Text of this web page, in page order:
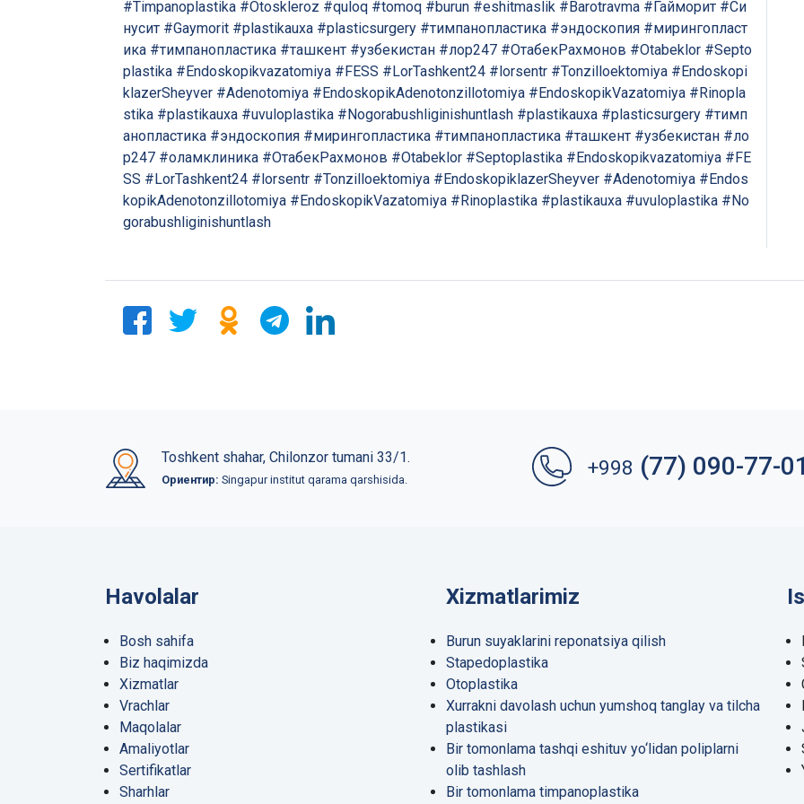
#Timpanoplastika #Otoskleroz #quloq #tomoq #burun #eshitmaslik #Barotravma #Гайморит #Си
нусит #Gaymorit #plastikauxa #plasticsurgery #тимпанопластика #эндоскопия #мирингопласт
ика #тимпанопластика #ташкент #узбекистан #лор247 #ОтабекРахмонов #Otabeklor #Septo
plastika #Endoskopikvazatomiya #FESS #LorTashkent24 #lorsentr #Tonzilloektomiya #Endoskopi
klazerSheyver #Adenotomiya #EndoskopikAdenotonzillotomiya #EndoskopikVazatomiya #Rinopla
stika #plastikauxa #uvuloplastika #Nogorabushliginishuntlash #plastikauxa #plasticsurgery #тимп
анопластика #эндоскопия #мирингопластика #тимпанопластика #ташкент #узбекистан #ло
р247 #оламклиника #ОтабекРахмонов #Otabeklor #Septoplastika #Endoskopikvazatomiya #FE
SS #LorTashkent24 #lorsentr #Tonzilloektomiya #EndoskopiklazerSheyver #Adenotomiya #Endos
kopikAdenotonzillotomiya #EndoskopikVazatomiya #Rinoplastika #plastikauxa #uvuloplastika #No
gorabushliginishuntlash
Toshkent shahar, Chilonzor tumani 33/1.
Ориентир: Singapur institut qarama qarshisida.
+998 (77) 090-77-
Havolalar
Bosh sahifa
Biz haqimizda
Xizmatlar
Vrachlar
Maqolalar
Amaliyotlar
Sertifikatlar
Sharhlar
Xizmatlarimiz
Burun suyaklarini reponatsiya qilish
Stapedoplastika
Otoplastika
Xurrakni davolash uchun yumshoq tanglay va tilcha
plastikasi
Bir tomonlama tashqi eshituv yo‘lidan poliplarni
olib tashlash
Bir tomonlama timpanoplastika